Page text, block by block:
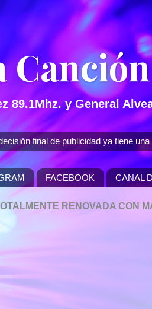
Canción
89.1Mhz. y General
final de publicidad ya tiene
FACEBOOK CANAL
RENOVADA CON